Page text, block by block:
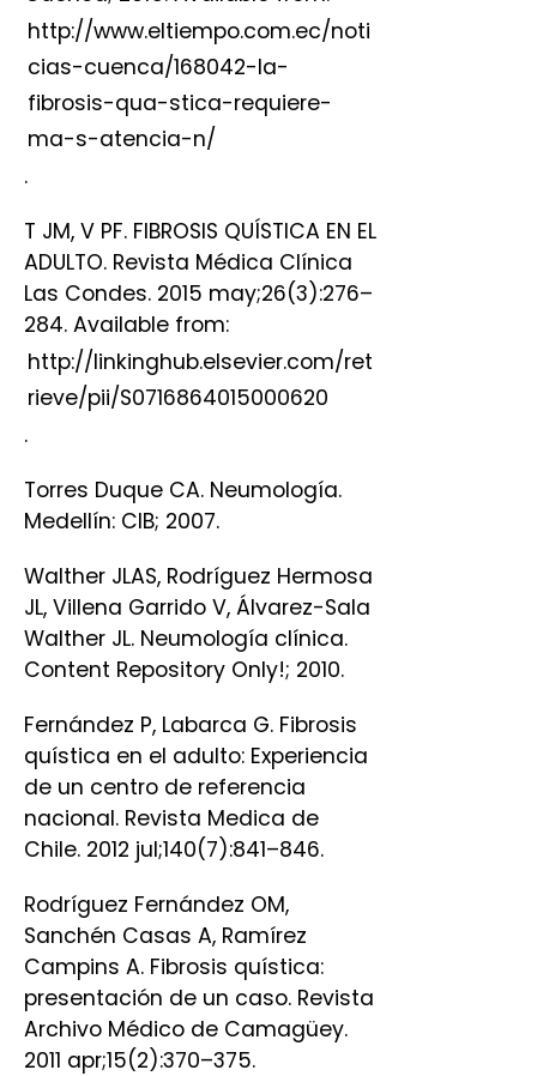
http://www.eltiempo.com.ec/noti
cias-cuenca/168042-la-
fibrosis-qua-stica-requiere-
ma-s-atencia-n/
.
T JM, V PF. FIBROSIS QUÍSTICA EN EL
ADULTO. Revista Médica Clínica
Las Condes. 2015 may;26(3):276–
284. Available from:
http://linkinghub.elsevier.com/ret
rieve/pii/S0716864015000620
.
Torres Duque CA. Neumología.
Medellín: CIB; 2007.
Walther JLAS, Rodríguez Hermosa
JL, Villena Garrido V, Álvarez-Sala
Walther JL. Neumología clínica.
Content Repository Only!; 2010.
Fernández P, Labarca G. Fibrosis
quística en el adulto: Experiencia
de un centro de referencia
nacional. Revista Medica de
Chile. 2012 jul;140(7):841–846.
Rodríguez Fernández OM,
Sanchén Casas A, Ramírez
Campins A. Fibrosis quística:
presentación de un caso. Revista
Archivo Médico de Camagüey.
2011 apr;15(2):370–375.